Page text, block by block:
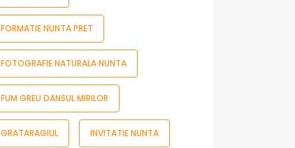
FORMATIE NUNTA PRET
FOTOGRAFIE NATURALA NUNTA
FUM GREU DANSUL MIRILOR
GRATARAGIUL INVITATIE NUNTA